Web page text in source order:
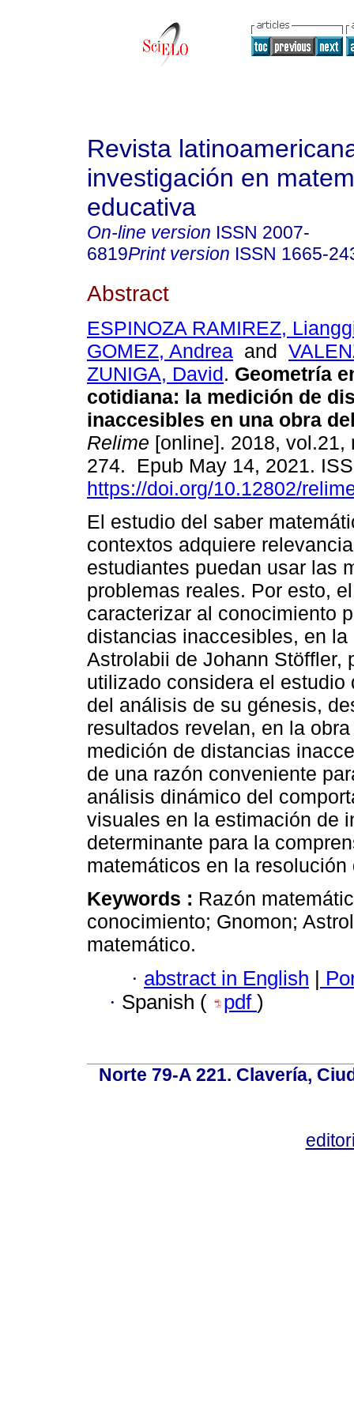
Revista
investigación en
educativa
On-line version ISSN 2007-
6819Print version ISSN 1665-
Abstract
ESPINOZA RAMIREZ,
GOMEZ, Andrea and
ZUNIGA, David. Geometría
cotidiana: la medición de
inaccesibles en una obra
Relime [online]. 2018, vol.21,
274. Epub May 14, 2021.
https://doi.org/10.12802/
El estudio del saber
contextos adquiere
estudiantes puedan usar las
problemas reales. Por esto,
caracterizar al conocimiento
distancias inaccesibles, en
Astrolabii de Johann Stöffler,
utilizado considera el
del análisis de su génesis,
resultados revelan, en la
medición de distancias
de una razón conveniente
análisis dinámico del
visuales en la estimación de
determinante para la
matemáticos en la resolución
Keywords : Razón
conocimiento; Gnomon;
matemático.
· abstract in English |
· Spanish ( pdf )
Norte 79-A 221. Clavería,